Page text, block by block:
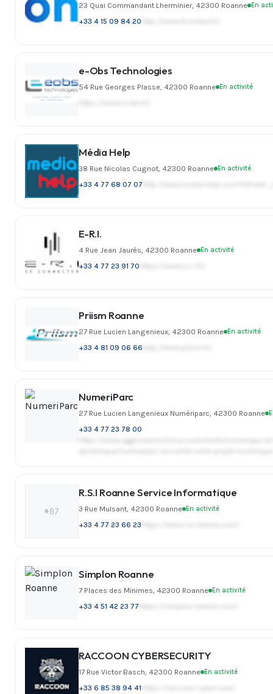
23 Quai Commandant Lherminier, 42300 Roanne En
+33 4 15 09 84 20
e-Obs Technologies
54 Rue Georges Plasse, 42300 Roanne En activité
Média Help
38 Rue Nicolas Cugnot, 42300 Roanne En activité
+33 4 77 68 07 07
E-R.I.
4 Rue Jean Jaurès, 42300 Roanne En activité
+33 4 77 23 91 70
Priism Roanne
27 Rue Lucien Langenieux, 42300 Roanne En activité
+33 4 81 09 06 66
NumeriParc
27 Rue Lucien Langenieux Numériparc, 42300 Roanne
+33 4 77 23 78 00
#07
R.S.I Roanne Service Informatique
3 Rue Mulsant, 42300 Roanne En activité
+33 4 77 23 66 23
Simplon Roanne
7 Places des Minimes, 42300 Roanne En activité
+33 4 51 42 23 77
RACCOON CYBERSECURITY
17 Rue Victor Basch, 42300 Roanne En activité
+33 6 85 38 94 41